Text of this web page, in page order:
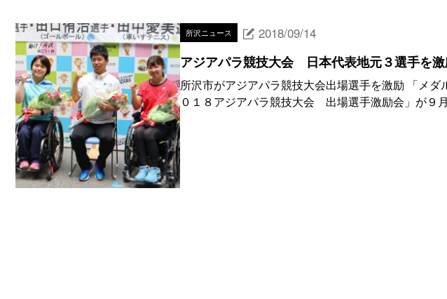
所沢ニュース 2018/09/14
アジアパラ競技大会 日本代表地元３選手を
所沢市がアジアパラ競技大会出場選手を激励 「メダ
０１８アジアパラ競技大会 出場選手激励会」が９